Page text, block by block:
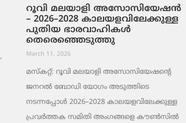
റൂവി മലയാളി അസോസിയേഷൻ
– 2026–2028 കാലയളവിലേക്കുള്ള
പുതിയ ഭാരവാഹികൾ
തെരെഞ്ഞെടുത്തു
March 11, 2026
മസ്കറ്റ്: റൂവി മലയാളി അസോസിയേഷന്റെ
ജനറൽ ബോഡി യോഗം അടുത്തിടെ
നടന്നപ്പോൾ 2026–2028 കാലയളവിലേക്കുള്ള
പ്രവർത്തക സമിതി അംഗങ്ങളെ കൗൺസിൽ